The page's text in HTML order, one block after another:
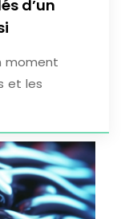
d’un
moment
et les